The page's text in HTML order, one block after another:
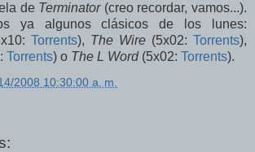
de Terminator(creo recordar, vamos...).
ya algunos clásicos de los lunes:
Torrents), The Wire (5x02: Torrents),
Torrents) o The L Word(5x02: Torrents).
2008 10:30:00 a. m.